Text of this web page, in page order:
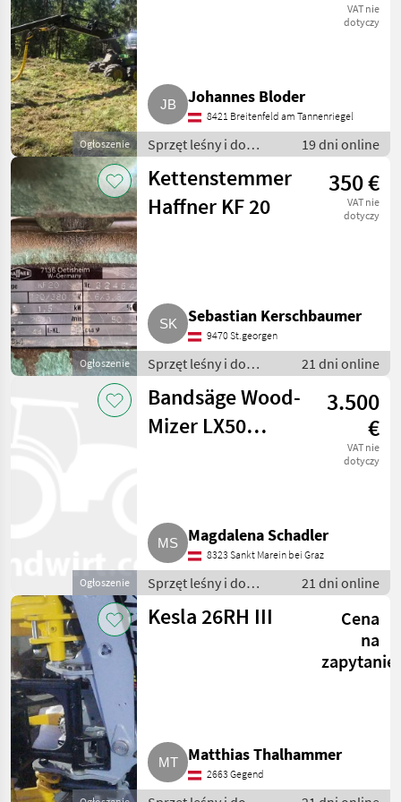
Ogłoszenie
VAT nie
dotyczy
Johannes Bloder
8421 Breitenfeld am Tannenriegel
Sprzęt leśny i do
obróbki drewna / Inny
sprzęt leśny i do
obróbki drewna
19 dni online
Ogłoszenie
Kettenstemmer
Haffner KF 20
350 €
VAT nie
dotyczy
Sebastian Kerschbaumer
9470 St.georgen
Sprzęt leśny i do
obróbki drewna / Inny
sprzęt leśny i do
obróbki drewna
21 dni online
Ogłoszenie
Bandsäge Wood-
Mizer LX50
3.500
€
VAT nie
dotyczy
Magdalena Schadler
8323 Sankt Marein bei Graz
Sprzęt leśny i do
obróbki drewna / Inny
sprzęt leśny i do
21 dni online
Kesla 26RH III
Cena
na
zapytanie
Matthias Thalhammer
2663 Gegend